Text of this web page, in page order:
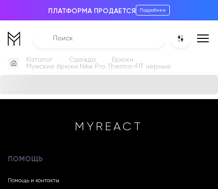
ПЛАТФОРМА ПРОДАЕТСЯ Подробнее
Каталог Одежда
Брюки
Мужские брюки Nike Pro Therma-FIT черные
MYREACT
ПОМОЩЬ
Помощь и контакты